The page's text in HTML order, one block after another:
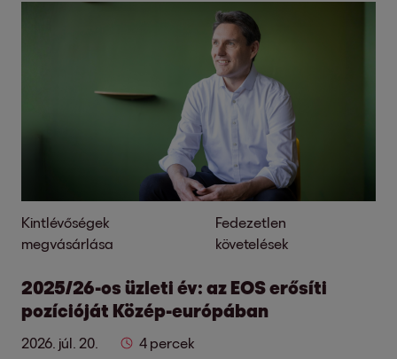
Kintlévőségek
megvásárlása
Fedezetlen
követelések
2025/26-os üzleti év: az EOS erősíti
pozícióját Közép-európában
2026. júl. 20. 4 percek